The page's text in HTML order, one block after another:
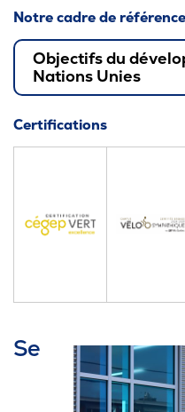
Notre cadre de référence
Objectifs du
Nations Unies
Certifications
Se